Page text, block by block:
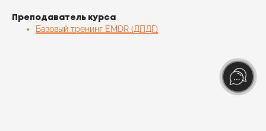
Преподаватель курса
Базовый тренинг EMDR (ДПДГ)